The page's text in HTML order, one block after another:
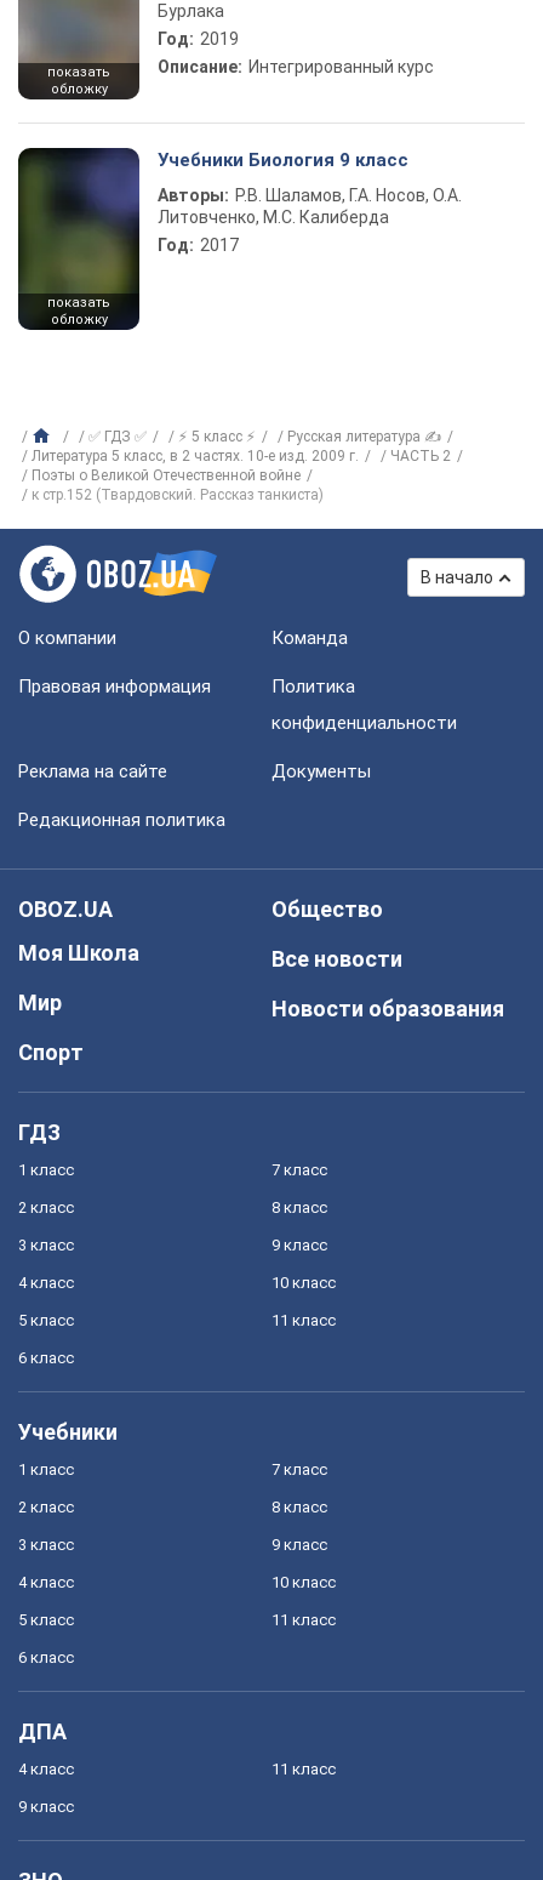
показать
обложку
Бурлака
Год: 2019
Описание: Интегрированный курс
показать
обложку
Учебники Биология 9 класс
Авторы: Р.В. Шаламов, Г.А. Носов, О.А.
Литовченко, М.С. Калиберда
Год: 2017
✅ ГДЗ ✅ ⚡ 5 класс ⚡
Русская литература ✍
Литература 5 класс, в 2 частях. 10-е изд. 2009 г.
ЧАСТЬ 2
Поэты о Великой Отечественной войне
к стр.152 (Твардовский. Рассказ танкиста)
В начало
О компании Команда
Правовая информация
Политика
конфиденциальности
Реклама на сайте Документы
Редакционная политика
OBOZ.UA
Моя Школа
Мир
Спорт
Общество
Все новости
Новости образования
ГДЗ
1 класс
2 класс
3 класс
4 класс
5 класс
6 класс
7 класс
8 класс
9 класс
10 класс
11 класс
Учебники
1 класс
2 класс
3 класс
4 класс
5 класс
6 класс
7 класс
8 класс
9 класс
10 класс
11 класс
ДПА
4 класс
9 класс
11 класс